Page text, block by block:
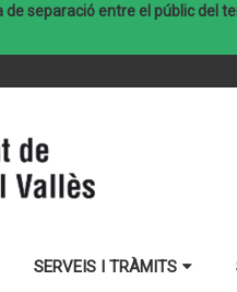
separació entre el públic del
SERVEIS I TRÀMITS